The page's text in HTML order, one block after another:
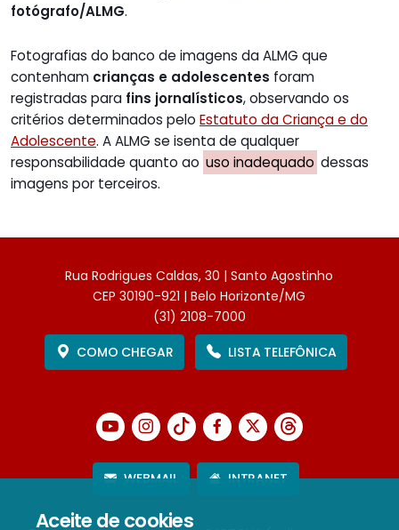
Aceite de cookies
fotógrafo/ALMG.
Fotografias do banco de imagens da ALMG que
contenham crianças e adolescentes foram
registradas para fins jornalísticos, observando os
critérios determinados pelo Estatuto da Criança e do
Adolescente. A ALMG se isenta de qualquer
responsabilidade quanto ao uso inadequado dessas
imagens por terceiros.
Rua Rodrigues Caldas, 30 | Santo Agostinho
CEP 30190-921 | Belo Horizonte/MG
(31) 2108-7000
COMO CHEGAR
LISTA TELEFÔNICA
WEBMAIL INTRANET